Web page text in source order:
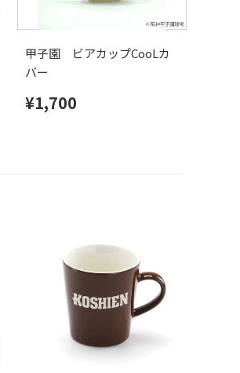
甲子園 ビアカップCooLカ
バー
¥1,700